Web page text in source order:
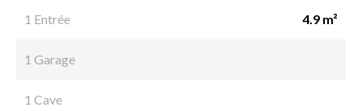
1 Entrée 4.9 m²
1 Garage
1 Cave